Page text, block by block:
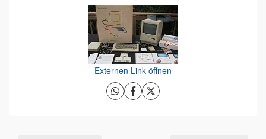
Externen Link öffnen